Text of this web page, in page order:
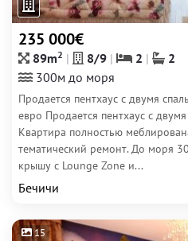
235 000€
89m2 8/9 2
2
300м до моря
Продается пентхаус с двумя
евро Продается пентхаус с
Квартира полностью
тематический ремонт. До моря
крышу с Lounge Zone и...
Бечичи
15